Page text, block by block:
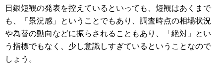
日銀短観の発表を控えているといっても、短観はあくまで
も、「景況感」ということでもあり、調査時点の相場状況
や為替の動向などに振らされることもあり、「絶対」とい
う指標でもなく、少し意識しすぎているということなので
しょう。